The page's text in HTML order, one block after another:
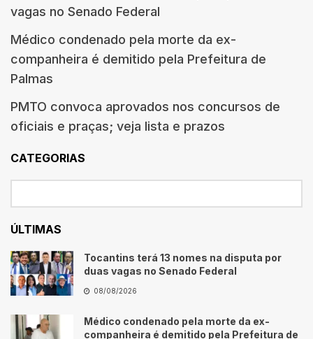
vagas no Senado Federal
Médico condenado pela morte da ex-
companheira é demitido pela Prefeitura de
Palmas
PMTO convoca aprovados nos concursos de
oficiais e praças; veja lista e prazos
CATEGORIAS
ÚLTIMAS
Tocantins terá 13 nomes na disputa por
duas vagas no Senado Federal
08/08/2026
Médico condenado pela morte da ex-
companheira é demitido pela Prefeitura de